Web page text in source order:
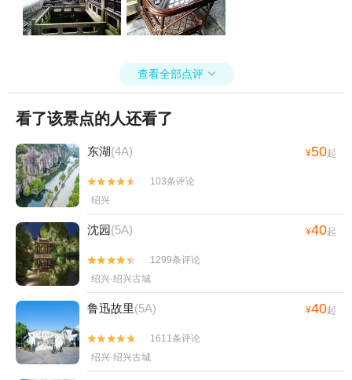
查看全部点评 
看了该景点的人还看了
东湖(4A) ¥50起


103条评论
绍兴
沈园(5A) ¥40起


1299条评论
绍兴·绍兴古城
鲁迅故里(5A) ¥40起


1611条评论
绍兴·绍兴古城